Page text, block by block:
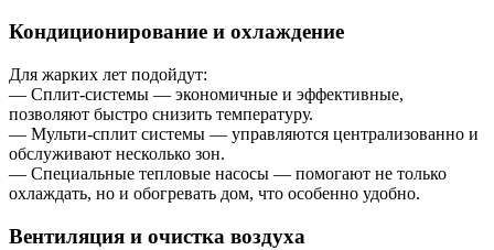
Кондиционирование и охлаждение
Для жарких лет подойдут:
— Сплит-системы — экономичные и эффективные,
позволяют быстро снизить температуру.
— Мульти-сплит системы — управляются централизованно и
обслуживают несколько зон.
— Специальные тепловые насосы — помогают не только
охлаждать, но и обогревать дом, что особенно удобно.
Вентиляция и очистка воздуха